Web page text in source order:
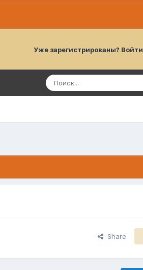
Уже зарегистрированы? Войти
Share